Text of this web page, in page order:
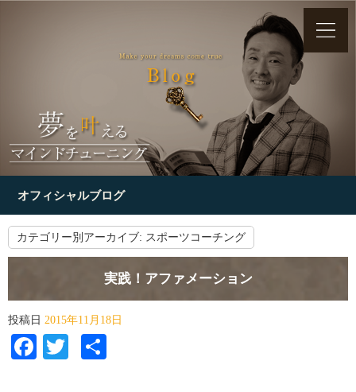
オフィシャルブログ
カテゴリー別アーカイブ: スポーツコーチング
実践！アファメーション
投稿日 2015年11月18日
Facebook
Twitter